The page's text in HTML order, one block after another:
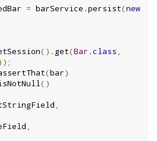
= barService .persist(new
(). get(Bar .class ,
(bar)
()
,
,